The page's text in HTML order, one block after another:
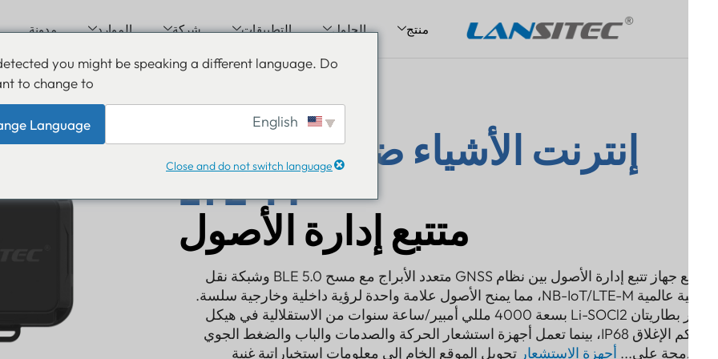
الحلول التطبيقات شركة الموارد مدونة
إنترنت الأشياء ضيق النطاق و
LTE-M
متتبع إدارة الأصول
يجمع جهاز تتبع إدارة الأصول بين نظام GNSS متعدد الأبراج مع مسح BLE 5.0 وشبكة نقل
خلفية عالمية NB-IoT/LTE-M، مما يمنح الأصول علامة واحدة لرؤية داخلية وخارجية سلسة.
توفر بطاريتان Li-SOCl2 بسعة 4000 مللي أمبير/ساعة سنوات من الاستقلالية في هيكل
محكم الإغلاق IP68، بينما تعمل أجهزة استشعار الحركة والصدمات والباب والضغط الجوي
على...أجهزة الاستشعارتحويل الموقع الخام إلى معلومات استخباراتية غنية
detected you might be speaking a different language. Do
want to change to:
English
Change Language
Close and do not switch language